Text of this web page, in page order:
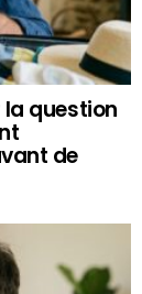
question
de